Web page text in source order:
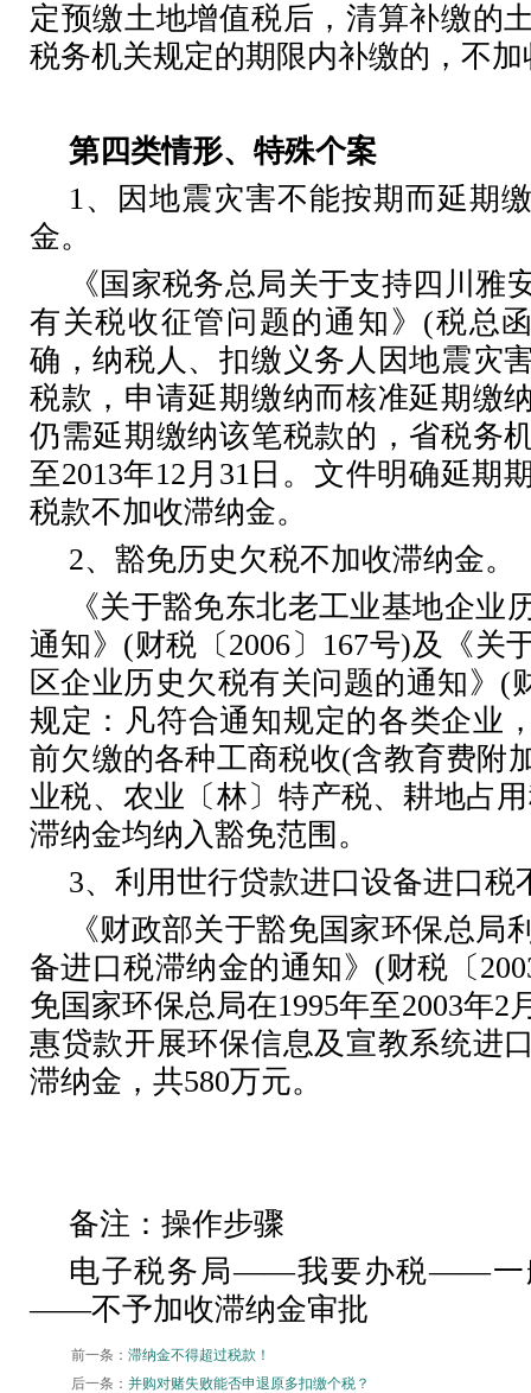
定预缴土地增值税后，清算补缴的
税务机关规定的期限内补缴的，不
第四类情形、特殊个案
1、因地震灾害不能按期而延期
金。
《国家税务总局关于支持四川雅
有关税收征管问题的通知》 (税总
确，纳税人、扣缴义务人因地震灾
税款，申请延期缴纳而核准延期缴
仍需延期缴纳该笔税款的，省税务
至2013年12 月 31 日。文件明确延期
税款不加收滞纳金。
2、豁免历史欠税不加收滞纳金。
《关于豁免东北老工业基地企业
通知》 (财税〔 2006 〕 167号)及《关
区企业历史欠税有关问题的通知》 (
规定：凡符合通知规定的各类企业
前欠缴的各种工商税收(含教育费附
业税、农业〔林〕特产税、耕地占
滞纳金均纳入豁免范围。
3、利用世行贷款进口设备进口税
《财政部关于豁免国家环保总局
备进口税滞纳金的通知》 (财税〔
免国家环保总局在1995年至2003年2
惠贷款开展环保信息及宣教系统进
滞纳金，共580万元。
备注：操作步骤
电子税务局——我要办税——一
——不予加收滞纳金审批
前一条： 滞纳金不得超过税款！
后一条： 并购对赌失败能否申退原多扣缴个税？